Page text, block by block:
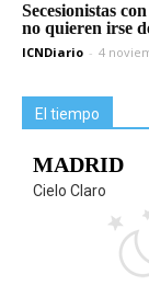
Secesionistas
no quieren irse
ICNDiario - 4
El tiempo
MADRID
Cielo Claro